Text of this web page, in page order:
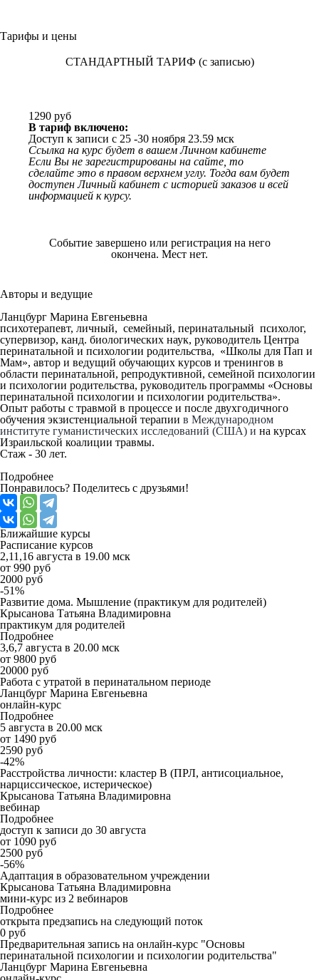
Тарифы и цены
СТАНДАРТНЫЙ ТАРИФ (с записью)
1290 руб
В тариф включено:
Доступ к записи с 25 -30 ноября 23.59 мск
Ссылка на курс будет в вашем Личном кабинете
Если Вы не зарегистрированы на сайте, то
сделайте это в правом верхнем углу. Тогда вам будет
доступен Личный кабинет с историей заказов и всей
информацией к курсу.
Событие завершено или регистрация на него
окончена. Мест нет.
Авторы и ведущие
Ланцбург Марина Евгеньевна
психотерапевт, личный, семейный, перинатальный психолог,
супервизор, канд. биологических наук, руководитель Центра
перинатальной и психологии родительства, «Школы для Пап и
Мам», автор и ведущий обучающих курсов и тренингов в
области перинатальной, репродуктивной, семейной психологии
и психологии родительства, руководитель программы «Основы
перинатальной психологии и психологии родительства».
Опыт работы с травмой в процессе и после двухгодичного
обучения экзистенциальной терапии в Международном
институте гуманистических исследований (США) и на курсах
Израильской коалиции травмы.
Стаж - 30 лет.
Подробнее
Понравилось? Поделитесь с друзьями!
Ближайшие курсы
Расписание курсов
2,11,16 августа в 19.00 мск
от 990 руб
2000 руб
-51%
Развитие дома. Мышление (практикум для родителей)
Крысанова Татьяна Владимировна
практикум для родителей
Подробнее
3,6,7 августа в 20.00 мск
от 9800 руб
20000 руб
Работа с утратой в перинатальном периоде
Ланцбург Марина Евгеньевна
онлайн-курс
Подробнее
5 августа в 20.00 мск
от 1490 руб
2590 руб
-42%
Расстройства личности: кластер B (ПРЛ, антисоциальное,
нарциссическое, истерическое)
Крысанова Татьяна Владимировна
вебинар
Подробнее
доступ к записи до 30 августа
от 1090 руб
2500 руб
-56%
Адаптация в образовательном учреждении
Крысанова Татьяна Владимировна
мини-курс из 2 вебинаров
Подробнее
открыта предзапись на следующий поток
0 руб
Предварительная запись на онлайн-курс "Основы
перинатальной психологии и психологии родительства"
Ланцбург Марина Евгеньевна